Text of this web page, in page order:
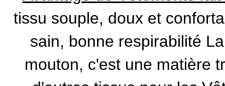
tissu souple, doux et
sain, bonne respirabilité
mouton, c'est une matière